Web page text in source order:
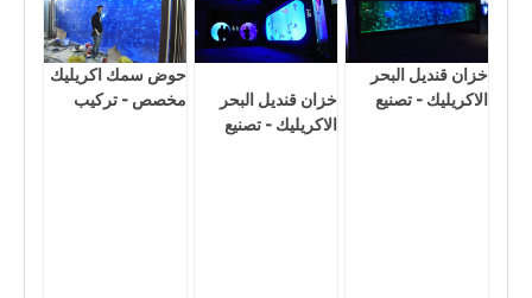
خزان قنديل البحر
الاكريليك - تصنيع
خزان قنديل البحر
الاكريليك - تصنيع
حوض سمك اكريليك
مخصص - تركيب